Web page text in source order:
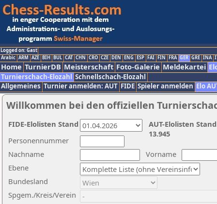
Logged on: Gast
Arabic ARM AZE BIH BUL CAT CHN CRO CZE DEN ENG ESP FAI FIN FRA GER GRE INA
Home TurnierDB Meisterschaft Foto-Galerie Meldekartei
Turnierschach-Elozahl Schnellschach-Elozahl
Allgemeines Turnier anmelden: AUT FIDE Spieler anmelden Elo
Willkommen bei den offiziellen
Nachname
Vorname
Ebene
Personennummer
Bundesland
Spgem./Kreis/Verein
AUT-Elolisten
13.945
FIDE-Elolisten Stand